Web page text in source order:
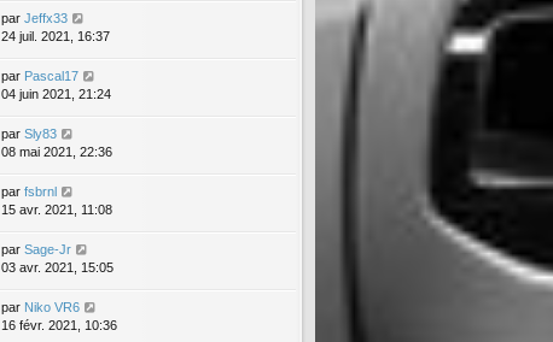
par Jeffx33
24 juil. 2021, 16:37
par Pascal17
04 juin 2021, 21:24
par Sly83
08 mai 2021, 22:36
par fsbrnl
15 avr. 2021, 11:08
par Sage-Jr
03 avr. 2021, 15:05
par Niko VR6
16 févr. 2021, 10:36